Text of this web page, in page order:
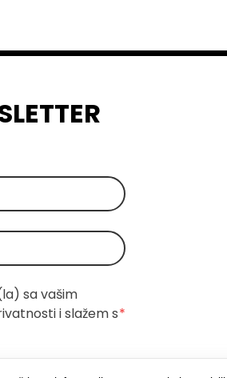
sa vašim
i slažem s *